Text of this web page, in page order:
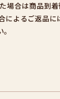
場合は商品到
によるご返品に